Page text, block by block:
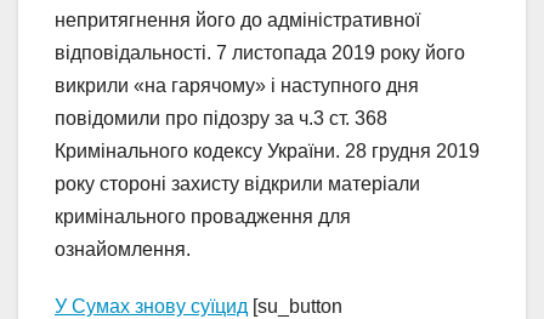
непритягнення його до адміністративної
відповідальності. 7 листопада 2019 року його
викрили «на гарячому» і наступного дня
повідомили про підозру за ч.3 ст. 368
Кримінального кодексу України. 28 грудня 2019
року стороні захисту відкрили матеріали
кримінального провадження для
ознайомлення.
У Сумах знову суїцид [su_button